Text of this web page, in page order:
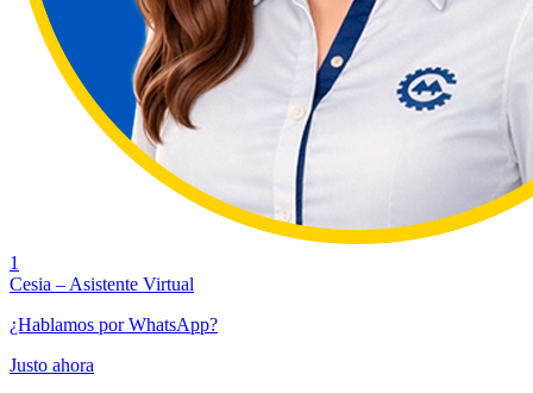
1
Cesia – Asistente Virtual
¿Hablamos por WhatsApp?
Justo ahora